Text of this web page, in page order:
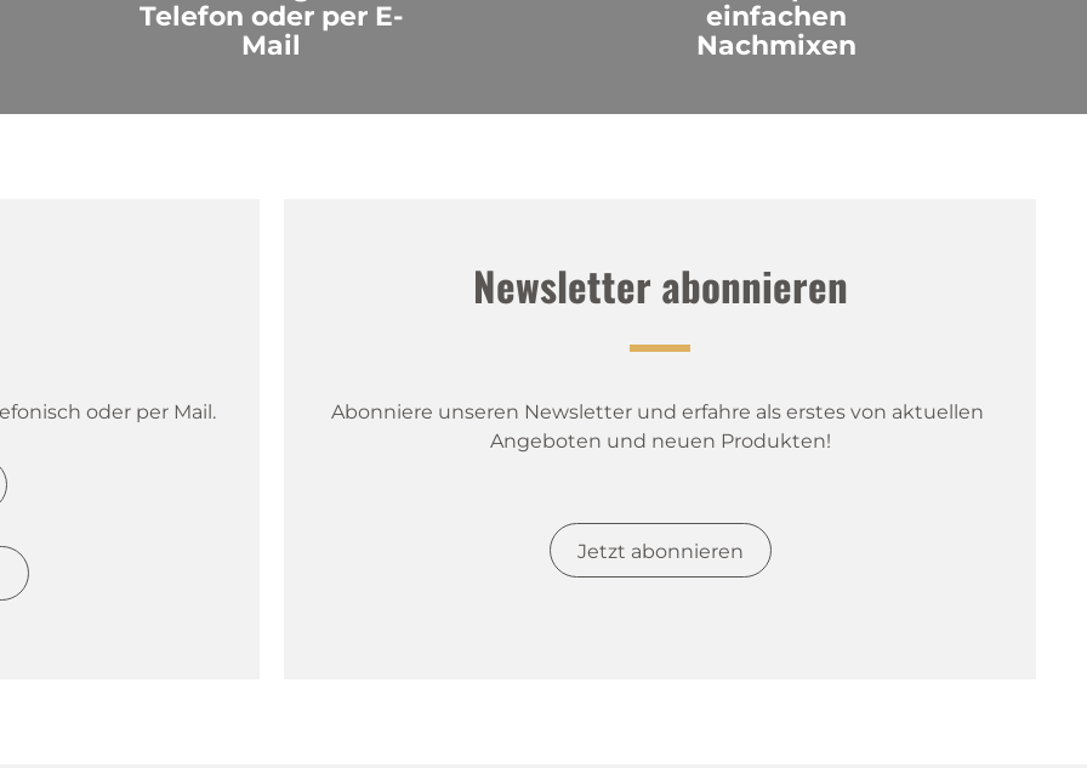
Telefon oder per E-
Mail
einfachen
Nachmixen
oder per Mail.
Newsletter abonnieren
Abonniere unseren Newsletter und erfahre als erstes von aktuellen
Angeboten und neuen Produkten!
Jetzt abonnieren